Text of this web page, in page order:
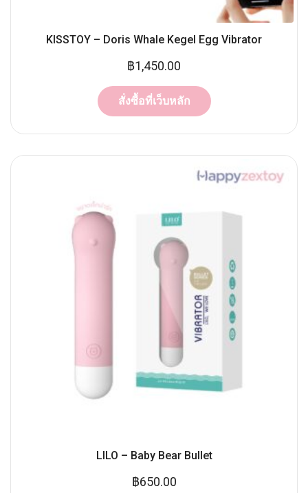
KISSTOY – Doris Whale Kegel Egg Vibrator
฿1,450.00
สั่งซื้อที่เว็บหลัก
LILO – Baby Bear Bullet
฿650.00